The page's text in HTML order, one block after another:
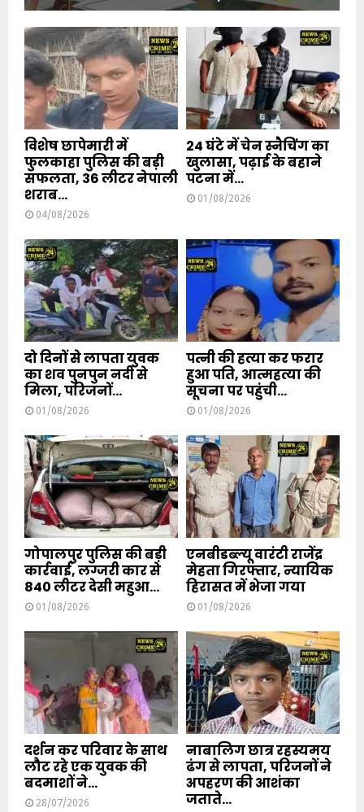
विशेष छापेमारी में
फुलकाहा पुलिस की बड़ी
सफलता, 36 लीटर नेपाली
शराब...
04/08/2026
24 घंटे में चेन स्नैचिंग का
खुलासा, पढ़ाई के बहाने
पटना में...
01/08/2026
दो दिनों से लापता युवक
का शव पुनपुन नदी से
मिला, परिजनों...
01/08/2026
पत्नी की हत्या कर फरार
हुआ पति, आत्महत्या की
सूचना पर पहुंची...
01/08/2026
गोपालपुर पुलिस की बड़ी
कार्रवाई, लग्जरी कार से
840 लीटर देसी महुआ...
01/08/2026
एनबीडब्ल्यू वारंटी राजेंद्र
मेहता गिरफ्तार, न्यायिक
हिरासत में भेजा गया
01/08/2026
दर्शन कर परिवार के साथ
लौट रहे एक युवक की
बदमाशों ने...
28/07/2026
नाबालिग छात्र रहस्यमय
ढंग से लापता, परिजनों ने
अपहरण की आशंका
जताते...